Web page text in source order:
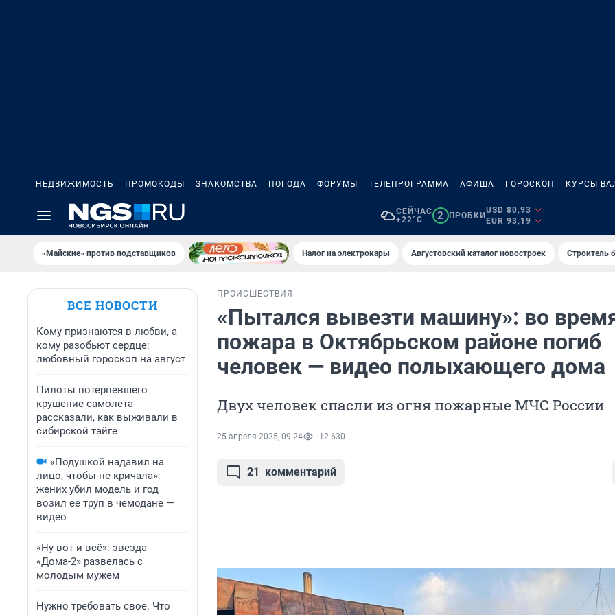
НЕДВИЖИМОСТЬ ПРОМОКОДЫ ЗНАКОМСТВА ПОГОДА ФОРУМЫ ТЕЛЕПРОГРАММА АФИША ГОРОСКОП КУРСЫ
СЕЙЧАС
+22°C
2 ПРОБКИ
USD 80,93
EUR 93,19
«Майские» против подставщиков Налог на электрокары Августовский каталог новостроек Строитель
ВСЕ НОВОСТИ
Кому признаются в любви, а
кому разобьют сердце:
любовный гороскоп на август
Пилоты потерпевшего
крушение самолета
рассказали, как выживали в
сибирской тайге
«Подушкой надавил на
лицо, чтобы не кричала»:
жених убил модель и год
возил ее труп в чемодане —
видео
«Ну вот и всё»: звезда
«Дома-2» развелась с
молодым мужем
Нужно требовать свое. Что
ПРОИСШЕСТВИЯ
«Пытался вывезти машину»: во
пожара в Октябрьском районе погиб
человек — видео полыхающего дома
Двух человек спасли из огня пожарные МЧС России
25 апреля 2025, 09:24 12 630
21 комментарий